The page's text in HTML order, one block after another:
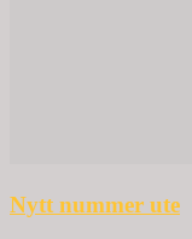
Nytt nummer ute